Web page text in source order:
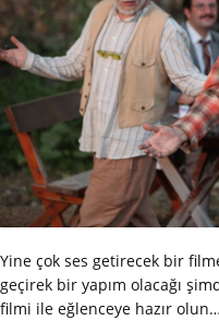
Yine çok ses getirecek bir
geçirek bir yapım olacağı
filmi ile eğlenceye hazır olun…